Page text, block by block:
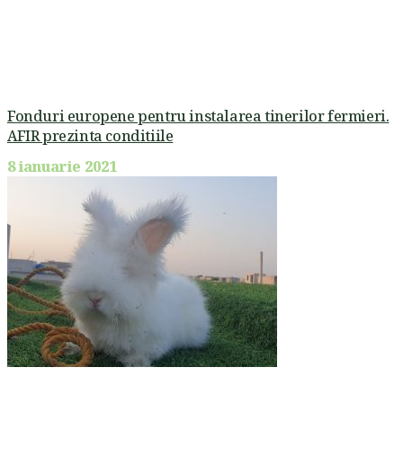
Fonduri europene pentru instalarea tinerilor fermieri.
AFIR prezinta conditiile
8 ianuarie 2021